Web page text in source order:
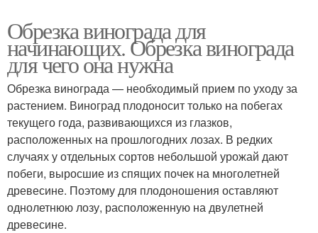
Обрезка винограда для
начинающих. Обрезка винограда
для чего она нужна
Обрезка винограда — необходимый прием по уходу за
растением. Виноград плодоносит только на побегах
текущего года, развивающихся из глазков,
расположенных на прошлогодних лозах. В редких
случаях у отдельных сортов небольшой урожай дают
побеги, выросшие из спящих почек на многолетней
древесине. Поэтому для плодоношения оставляют
однолетнюю лозу, расположенную на двулетней
древесине.